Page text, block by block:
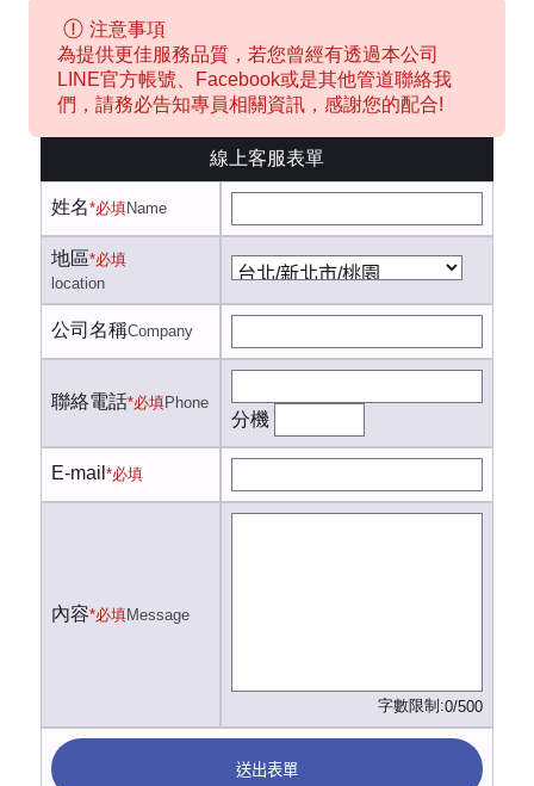
注意事項
為提供更佳服務品質，若您曾經有透過本公司
LINE官方帳號、Facebook或是其他管道聯絡我
們，請務必告知專員相關資訊，感謝您的配合!
線上客服表單
姓名*必填Name
地區*必填
location
公司名稱Company
聯絡電話*必填Phone
分機
E-mail *必填
內容*必填Message
字數限制:0/500
送出表單